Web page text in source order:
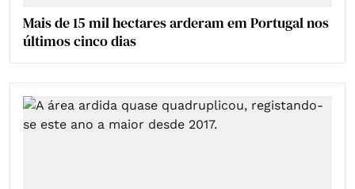
Mais de 15 mil hectares arderam em Portugal nos
últimos cinco dias